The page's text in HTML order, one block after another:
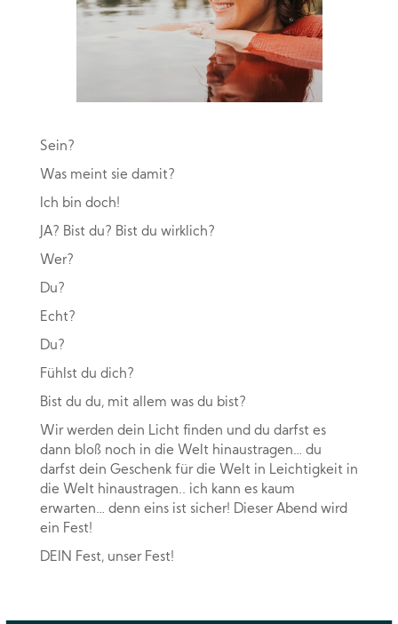
Sein?
Was meint sie damit?
Ich bin doch!
JA? Bist du? Bist du wirklich?
Wer?
Du?
Echt?
Du?
Fühlst du dich?
Bist du du, mit allem was du bist?
Wir werden dein Licht finden und du darfst es
dann bloß noch in die Welt hinaustragen… du
darfst dein Geschenk für die Welt in Leichtigkeit in
die Welt hinaustragen.. ich kann es kaum
erwarten… denn eins ist sicher! Dieser Abend wird
ein Fest!
DEIN Fest, unser Fest!